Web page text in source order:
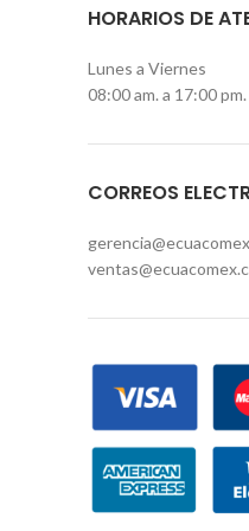
HORARIOS DE
Lunes a Viernes
08:00 am. a 17:00 pm.
CORREOS